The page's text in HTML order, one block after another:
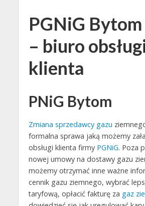
PGNiG
– biuro
klienta
PNiG Bytom
Zmiana sprzedawcy gazu
formalna sprawa jaką możemy
obsługi klienta firmy PGNiG. Poza
nowej umowy na dostawy gazu
możemy otrzymać inne ważne
cennik gazu ziemnego, wybrać
taryfową, opłacić fakturę za gaz